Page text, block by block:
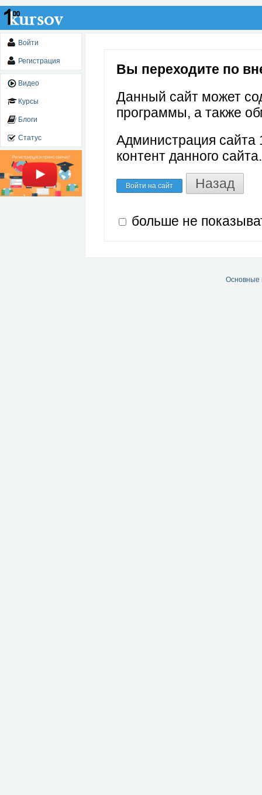
Войти
Регистрация
Видео
Курсы
Блоги
Статус
Вы переходите по
Данный сайт может
программы, а также
Администрация сайта
контент данного сайта.
Войти на сайт Назад
больше не
Основные